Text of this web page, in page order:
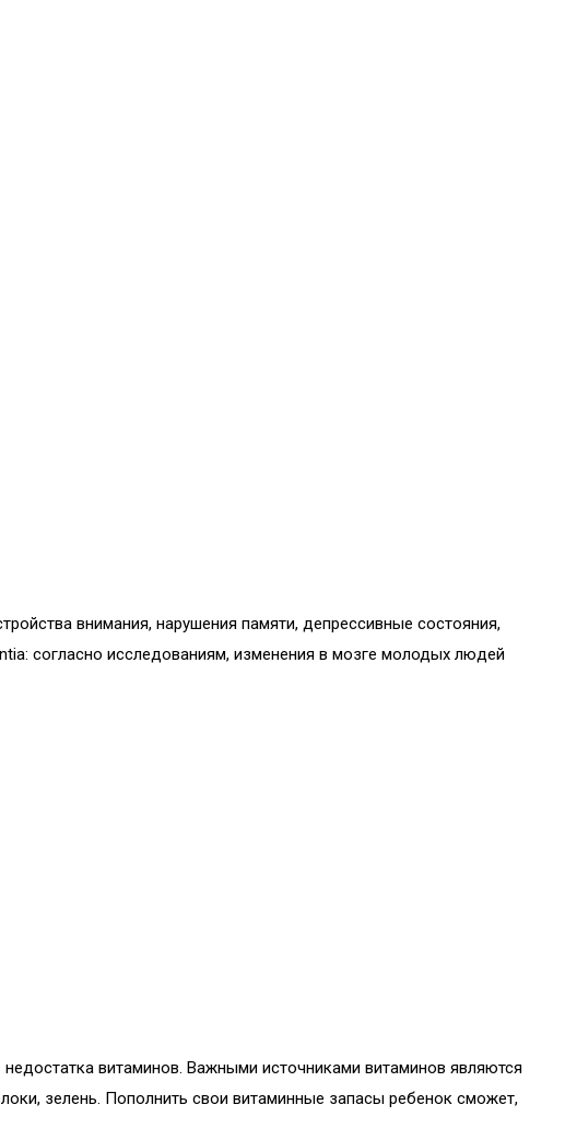
внимания, нарушения памяти, депрессивные состояния,
согласно исследованиям, изменения в мозге молодых людей
витаминов. Важными источниками витаминов являются
зелень. Пополнить свои витаминные запасы ребенок сможет,